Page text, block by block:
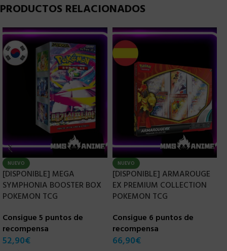
PRODUCTOS RELACIONADOS
NUEVO
[DISPONIBLE] MEGA
SYMPHONIA BOOSTER BOX
POKEMON TCG
Consigue 5 puntos de
recompensa
52,90€
NUEVO
[DISPONIBLE] ARMAROUGE
EX PREMIUM COLLECTION
POKEMON TCG
Consigue 6 puntos de
recompensa
66,90€